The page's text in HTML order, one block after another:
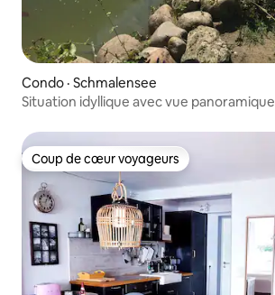
Condo · Schmalensee
Situation idyllique avec vue panoramique
Coup de cœur voyageurs
Coup de cœur voyageurs